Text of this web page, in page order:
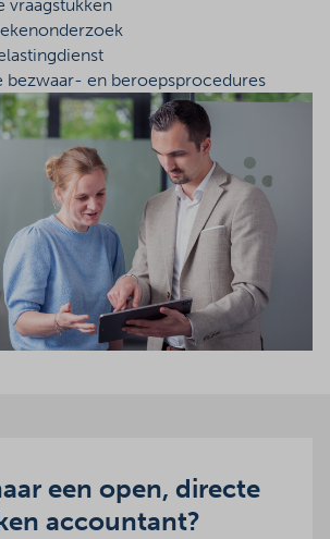
vraagstukken
bezwaar- en beroepsprocedures
een open, directe
accountant?